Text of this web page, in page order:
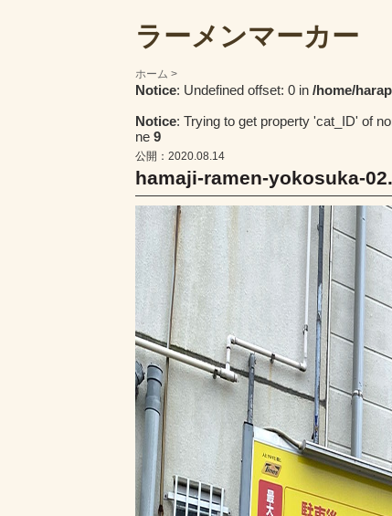
ラーメンマーカー
ホーム
Notice: Undefined offset: 0 in /home/
Notice: Trying to get property 'cat_ID' of
ne 9
公開：2020.08.14
hamaji-ramen-yokosuka-